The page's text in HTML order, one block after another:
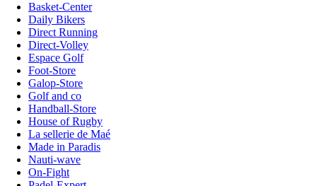
Basket-Center
Daily Bikers
Direct Running
Direct-Volley
Espace Golf
Foot-Store
Galop-Store
Golf and co
Handball-Store
House of Rugby
La sellerie de Maé
Made in Paradis
Nauti-wave
On-Fight